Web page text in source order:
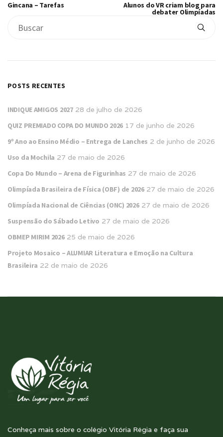
Gincana – Tarefas Alunos do VR criam blog para
debater Olimpíadas
POSTS RECENTES
INDIQUE AMIGOS 2027 28 de julho de 2026
QUIZ PREMIADO COPA DO MUNDO 2026 17 de junho de 2026
9º Ano ao Ensino Médio – Entrega de Lanches 2 de junho de 2026
Uso da Mochila 27 de maio de 2026
Copa Do Mundo – Arena de Figurinhas 27 de maio de 2026
Olimpíada Brasileira de Física (OBF) de 2026 27 de maio de 2026
Olimpíada Nacional de Ciências (ONC) 2026 27 de maio de 2026
Suspensão do Sábado Letivo 27 de maio de 2026
OBMEP MIRIM 2026 25 de maio de 2026
Projeto Mosaico – ALUMIAR Literatura e Emoção na Cultura
Brasileira 22 de maio de 2026
Conheça mais sobre o colégio Vitória Régia e faça sua